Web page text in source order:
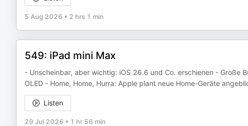
5 Aug 2026 • 2 hrs 1 min
549: iPad mini Max
- Unscheinbar, aber wichtig: iOS 26.6 und Co. erschienen - Große
OLED - Home, Home, Hurra: Apple plant neue Home-Geräte
Listen
29 Jul 2026 • 1 hr 56 min